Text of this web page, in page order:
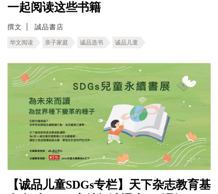
一起阅读这些书籍
撰文 誠品書店
华文阅读 亲子家庭 诚品选书 诚品儿童
【诚品儿童SDGs专栏】天下杂志教育基